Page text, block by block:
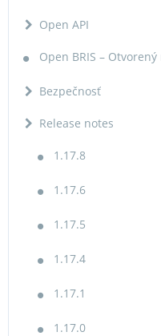
Open API
Open BRIS –
Bezpečnosť
Release notes
1.17.8
1.17.6
1.17.5
1.17.4
1.17.1
1.17.0